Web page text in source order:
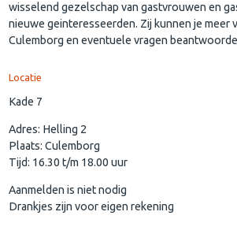
wisselend gezelschap van gastvrouwen en
nieuwe geinteresseerden. Zij kunnen je
Culemborg en eventuele vragen
Locatie
Kade 7
Adres: Helling 2
Plaats: Culemborg
Tijd: 16.30 t/m 18.00 uur
Aanmelden is niet nodig
Drankjes zijn voor eigen rekening